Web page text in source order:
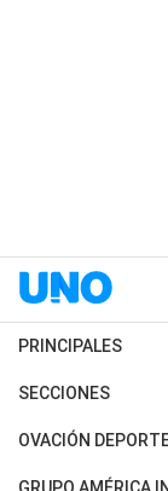
PRINCIPALES
Últimas Noticias
Política
SECCIONES
Horóscopo
Motores
OVACIÓN
Fútbol
GRUPO AMÉRICA